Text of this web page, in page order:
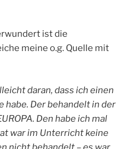
ist die
meine o.g. Quelle mit
daran, dass ich einen
habe. Der behandelt in der
Den habe ich mal
war im Unterricht keine